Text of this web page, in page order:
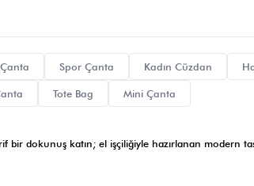
Spor Çanta Kadın Cüzdan
Tote Bag Mini Çanta
bir dokunuş katın; el işçiliğiyle hazırlanan modern